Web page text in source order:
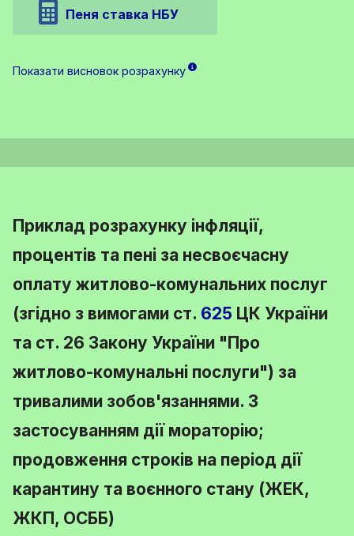
Пеня ставка НБУ
Показати висновок розрахунку
Приклад розрахунку інфляції,
процентів та пені за несвоєчасну
оплату житлово-комунальних послуг
(згідно з вимогами ст. 625 ЦК України
та ст. 26 Закону України "Про
житлово-комунальні послуги") за
тривалими зобов'язаннями. З
застосуванням дії мораторію;
продовження строків на період дії
карантину та воєнного стану (ЖЕК,
ЖКП, ОСББ)